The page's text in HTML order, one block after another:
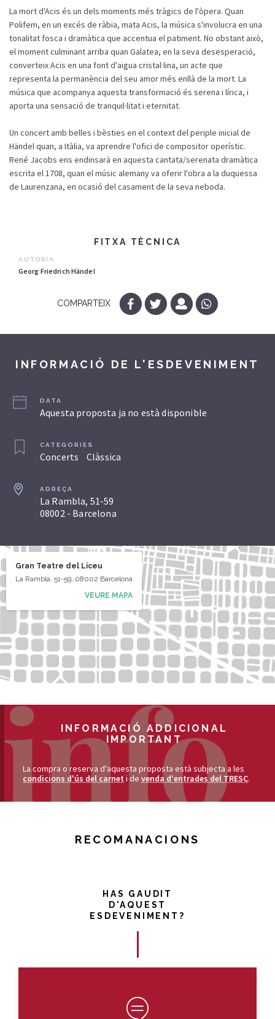
La mort d'Acis és un dels moments més tràgics de l'òpera. Quan
Polifem, en un excés de ràbia, mata Acis, la música s'involucra en una
tonalitat fosca i dramàtica que accentua el patiment. No obstant això,
el moment culminant arriba quan Galatea, en la seva desesperació,
converteix Acis en una font d'aigua cristal·lina, un acte que
representa la permanència del seu amor més enllà de la mort. La
música que acompanya aquesta transformació és serena i lírica, i
aporta una sensació de tranquil·litat i eternitat.
Un concert amb belles i bèsties en el context del periple inicial de
Händel quan, a Itàlia, va aprendre l'ofici de compositor operístic.
René Jacobs ens endinsarà en aquesta cantata/serenata dramàtica
escrita el 1708, quan el músic alemany va oferir l'obra a la duquessa
de Laurenzana, en ocasió del casament de la seva neboda.
FITXA TÈCNICA
AUTORIA
Georg Friedrich Händel
COMPARTEIX
INFORMACIÓ DE L'ESDEVENIMENT
DATA
Aquesta proposta ja no està disponible
CATEGORIES
Concerts Clàssica
ADREÇA
La Rambla, 51-59
08002 - Barcelona
Gran Teatre del Liceu
La Rambla, 51-59, 08002 Barcelona
VEURE MAPA
INFORMACIÓ ADDICIONAL
IMPORTANT
La compra o reserva d'aquesta proposta està subjecta a les
condicions d'ús del carnet i de venda d'entrades del TRESC.
RECOMANACIONS
HAS GAUDIT
D'AQUEST
ESDEVENIMENT?